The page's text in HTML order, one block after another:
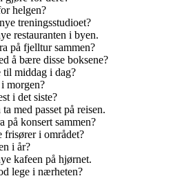
helgen?
treningsstudioet?
restauranten i byen.
på fjelltur sammen?
å bære disse boksene?
til middag i dag?
morgen?
i det siste?
med passet på reisen.
på konsert sammen?
frisører i området?
i år?
kafeen på hjørnet.
lege i nærheten?